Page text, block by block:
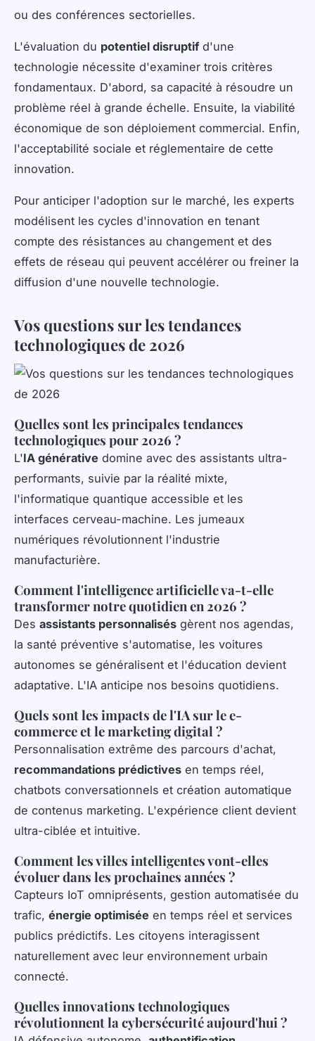
ou des conférences sectorielles.
L'évaluation du potentiel disruptifd'une
technologie nécessite d'examiner trois critères
fondamentaux. D'abord, sa capacité à résoudre un
problème réel à grande échelle. Ensuite, la viabilité
économique de son déploiement commercial. Enfin,
l'acceptabilité sociale et réglementaire de cette
innovation.
Pour anticiper l'adoption sur le marché, les experts
modélisent les cycles d'innovation en tenant
compte des résistances au changement et des
effets de réseau qui peuvent accélérer ou freiner la
diffusion d'une nouvelle technologie.
Vos questions sur les tendances
technologiques de 2026
Quelles sont les principales tendances
technologiques pour 2026 ?
L'IA générative domine avec des assistants ultra-
performants, suivie par la réalité mixte,
l'informatique quantique accessible et les
interfaces cerveau-machine. Les jumeaux
numériques révolutionnent l'industrie
manufacturière.
Comment l'intelligence artificielle va-t-elle
transformer notre quotidien en 2026 ?
Des assistants personnalisés gèrent nos agendas,
la santé préventive s'automatise, les voitures
autonomes se généralisent et l'éducation devient
adaptative. L'IA anticipe nos besoins quotidiens.
Quels sont les impacts de l'IA sur le e-
commerce et le marketing digital ?
Personnalisation extrême des parcours d'achat,
recommandations prédictives en temps réel,
chatbots conversationnels et création automatique
de contenus marketing. L'expérience client devient
ultra-ciblée et intuitive.
Comment les villes intelligentes vont-elles
évoluer dans les prochaines années ?
Capteurs IoT omniprésents, gestion automatisée du
trafic, énergie optimisée en temps réel et services
publics prédictifs. Les citoyens interagissent
naturellement avec leur environnement urbain
connecté.
Quelles innovations technologiques
révolutionnent la cybersécurité aujourd'hui ?